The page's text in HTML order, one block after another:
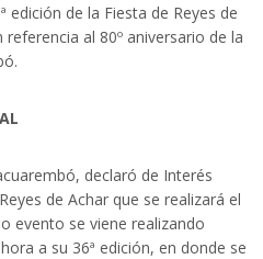
edición de la Fiesta de Reyes de
al 80º aniversario de la
declaró de Interés
de Achar que se realizará el
evento se viene realizando
a su 36ª edición, en donde se